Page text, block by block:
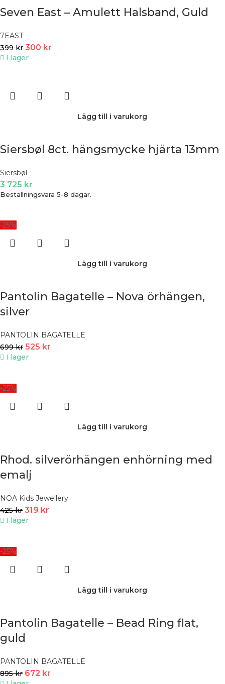
Seven East – Amulett Halsband, Guld
7EAST
399kr 300 kr
I lager
Lägg till i varukorg
Siersbøl 8ct. hängsmycke hjärta 13mm
Siersbøl
3 725 kr
Beställningsvara 5-8 dagar.
-25%
Lägg till i varukorg
Pantolin Bagatelle – Nova örhängen,
silver
PANTOLIN BAGATELLE
699kr 525 kr
I lager
-25%
Lägg till i varukorg
Rhod. silverörhängen enhörning med
emalj
NOA Kids Jewellery
425kr 319 kr
I lager
-25%
Lägg till i varukorg
Pantolin Bagatelle – Bead Ring flat,
guld
PANTOLIN BAGATELLE
895kr 672 kr